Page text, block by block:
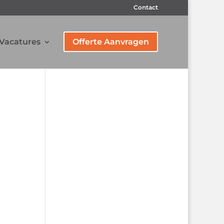
Contact
Offerte Aanvragen